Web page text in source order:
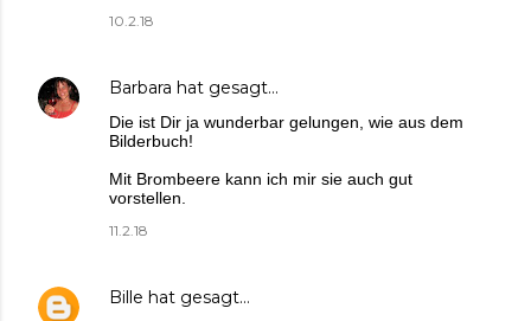
10.2.18
Barbara hat gesagt…
Die ist Dir ja wunderbar gelungen, wie aus dem
Bilderbuch!
Mit Brombeere kann ich mir sie auch gut
vorstellen.
11.2.18
Bille hat gesagt…